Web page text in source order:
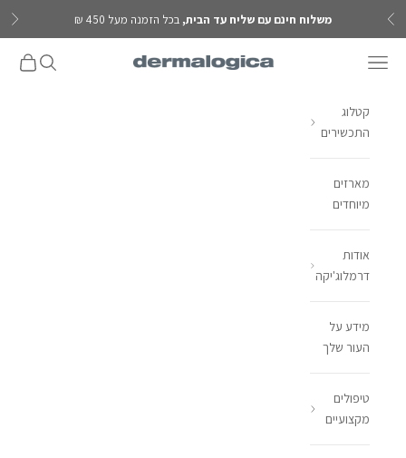
דילוג לתוכן
הקודם משלוח חינם עם שליח עד הבית, בכל הזמנה מעל 450 ₪
Dermalogica IL פתח תפריט ניווט פתח חיפוש
פתח
קטלוג
התכשירים
מארזים
מיוחדים
אודות
דרמלוג'יקה
מידע על
העור שלך
טיפולים
מקצועיים